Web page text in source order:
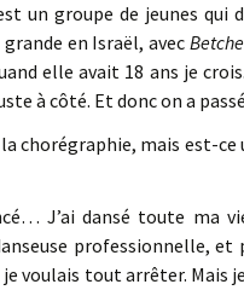
un groupe de jeunes qui
en Israël, avec
elle avait 18 ans je
à côté. Et donc on a
chorégraphie, mais est-
J’ai dansé toute ma
professionnelle, et
voulais tout arrêter. Mais